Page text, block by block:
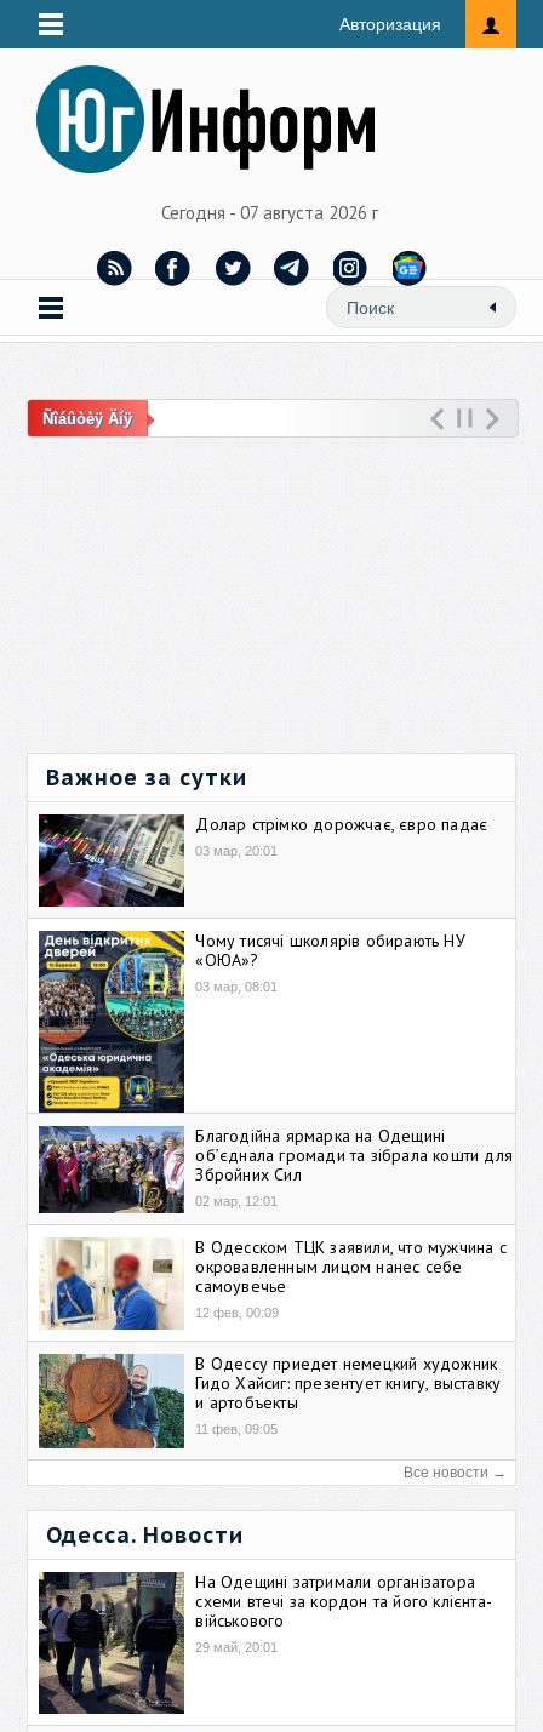
Авторизация
Сегодня - 07 августа 2026 г
Ñîáûòèÿ Äíÿ
Важное за сутки
Долар стрімко дорожчає, євро падає
03 мар, 20:01
Чому тисячі школярів обирають НУ
«ОЮА»?
03 мар, 08:01
Благодійна ярмарка на Одещині
об’єднала громади та зібрала кошти для
Збройних Сил
02 мар, 12:01
В Одесском ТЦК заявили, что мужчина с
окровавленным лицом нанес себе
самоувечье
12 фев, 00:09
В Одессу приедет немецкий художник
Гидо Хайсиг: презентует книгу, выставку
и артобъекты
11 фев, 09:05
Все новости →
Одесса. Новости
На Одещині затримали організатора
схеми втечі за кордон та його клієнта-
військового
29 май, 20:01